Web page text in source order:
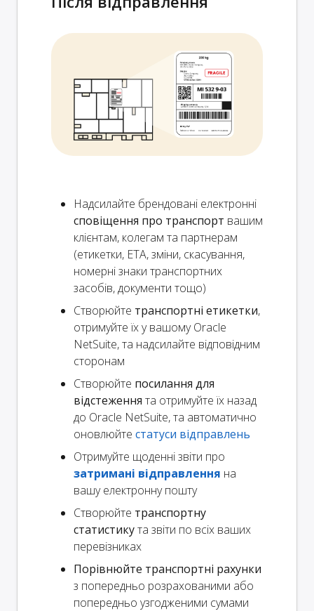
Надсилайте брендовані електронні
сповіщення про транспорт вашим
клієнтам, колегам та партнерам
(етикетки, ETA, зміни, скасування,
номерні знаки транспортних
засобів, документи тощо)
Створюйте транспортні етикетки,
отримуйте їх у вашому Oracle
NetSuite, та надсилайте відповідним
сторонам
Створюйте посилання для
відстеження та отримуйте їх назад
до Oracle NetSuite, та автоматично
оновлюйте статуси відправлень
Отримуйте щоденні звіти про
затримані відправлення на
вашу електронну пошту
Створюйте транспортну
статистикута звіти по всіх ваших
перевізниках
Порівнюйте транспортні рахунки
з попередньо розрахованими або
попередньо узгодженими сумами